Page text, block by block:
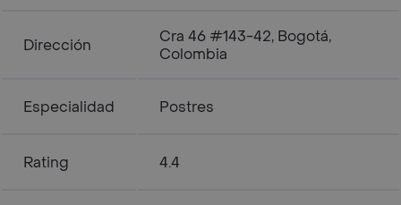
Dirección
Cra 46 #143-42, Bogotá,
Colombia
Especialidad Postres
Rating 4.4